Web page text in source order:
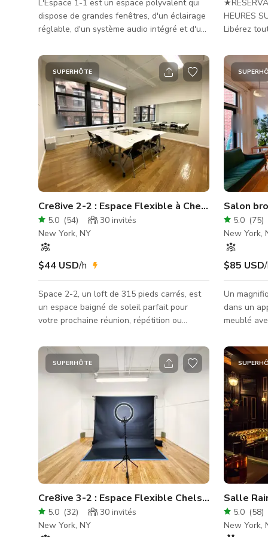
L'Espace 1-1 est un espace polyvalent qui
dispose de grandes fenêtres, d'un éclairage
réglable, d'un système audio intégré et d'un
gamme d'événements, notre loft spacieux de
460 sq ft offre amplement d'espace pour
que votre groupe puisse se disperser et
s'engager pleinement dans les activités,
tandis que les hauts plafonds apparents
créent un environnement moderne et
inspirant. La configuration flexible de
l'Espace 1-1 vous permet de pers
HEURES
Libérez
studio
reliés sans
offrant
d'horizon
des
encore,
SUPERHÔTE
Cre8ive 2-2 : Espace Flexible à Chelsea
5.0 (54) 30 invités
New York, NY
$44 USD/h
Space 2-2, un loft de 315 pieds carrés, est
un espace baigné de soleil parfait pour
votre prochaine réunion, répétition ou
miroir créent une sensation d'ouverture et
de connexion avec l'extérieur. Avec son mur
miroir, le studio peut être utilisé pour des
séances de yoga et des essayages. Avec sa
disposition adaptable incluant tables,
chaises et projecteur, et une capacité allant
jusqu'à 25 pers
Salon
5.0 (75)
New York,
$85 USD
Un
dans un
meublé
plafonds
et une
électrique. La disposition comprend un grand
salon, une
aménagé
photo),
une
16 pieds. U
SUPERHÔTE
Cre8ive 3-2 : Espace Flexible Chelsea
5.0 (32) 30 invités
New York, NY
Salle
5.0 (58)
New York,